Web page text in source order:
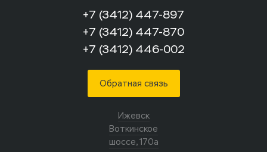
+7 (3412) 447-897
+7 (3412) 447-870
+7 (3412) 446-002
Обратная связь
Ижевск
Воткинское
шоссе, 170а